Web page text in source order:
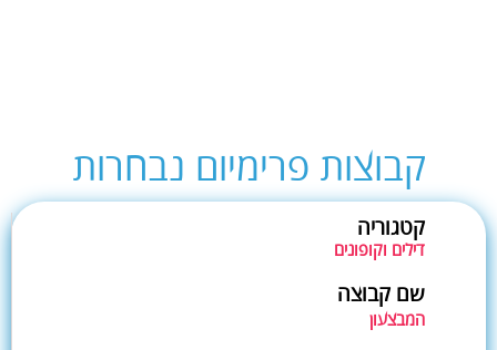
קבוצות פרימיום נבחרות
קטגוריה
דילים וקופונים
שם קבוצה
המבצעון